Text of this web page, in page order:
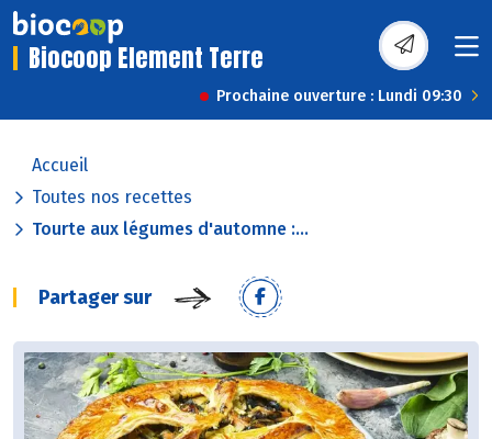
Biocoop Element Terre
Prochaine ouverture : Lundi 09:30
Accueil
Toutes nos recettes
Tourte aux légumes d'automne :...
Partager sur